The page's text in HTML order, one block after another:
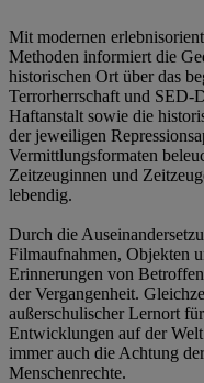
Mit modernen
Methoden informiert die
historischen Ort über das
Terrorherrschaft und SED-
Haftanstalt sowie die
der jeweiligen
Vermittlungsformaten
Zeitzeuginnen und
lebendig.
Durch die
Filmaufnahmen, Objekten
Erinnerungen von
der Vergangenheit.
außerschulischer Lernort
Entwicklungen auf der
immer auch die Achtung
Menschenrechte.